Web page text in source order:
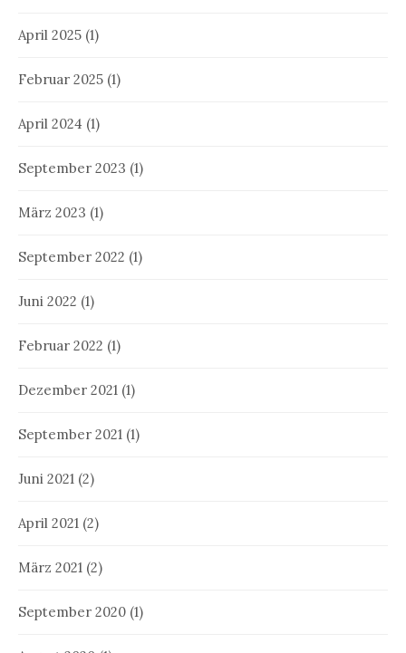
April 2025 (1)
Februar 2025 (1)
April 2024 (1)
September 2023 (1)
März 2023 (1)
September 2022 (1)
Juni 2022 (1)
Februar 2022 (1)
Dezember 2021 (1)
September 2021 (1)
Juni 2021 (2)
April 2021 (2)
März 2021 (2)
September 2020 (1)